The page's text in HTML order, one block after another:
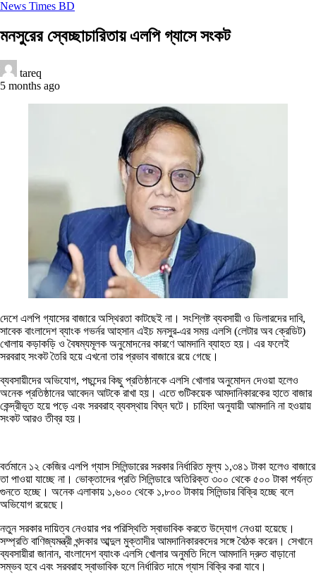
News Times BD
মনসুরের স্বেচ্ছাচারিতায় এলপি গ্যাসে সংকট
tareq
5 months ago
দেশে এলপি গ্যাসের বাজারে অস্থিরতা কাটছেই না। সংশ্লিষ্ট ব্যবসায়ী ও ডিলারদের দাবি,
সাবেক বাংলাদেশ ব্যাংক গভর্নর আহসান এইচ মনসুর-এর সময় এলসি (লেটার অব ক্রেডিট)
খোলায় কড়াকড়ি ও বৈষম্যমূলক অনুমোদনের কারণে আমদানি ব্যাহত হয়। এর ফলেই
সরবরাহ সংকট তৈরি হয়ে এখনো তার প্রভাব বাজারে রয়ে গেছে।
ব্যবসায়ীদের অভিযোগ, পছন্দের কিছু প্রতিষ্ঠানকে এলসি খোলার অনুমোদন দেওয়া হলেও
অনেক প্রতিষ্ঠানের আবেদন আটকে রাখা হয়। এতে গুটিকয়েক আমদানিকারকের হাতে বাজার
কেন্দ্রীভূত হয়ে পড়ে এবং সরবরাহ ব্যবস্থায় বিঘ্ন ঘটে। চাহিদা অনুযায়ী আমদানি না হওয়ায়
সংকট আরও তীব্র হয়।
বর্তমানে ১২ কেজির এলপি গ্যাস সিলিন্ডারের সরকার নির্ধারিত মূল্য ১,৩৪১ টাকা হলেও বাজারে
তা পাওয়া যাচ্ছে না। ভোক্তাদের প্রতি সিলিন্ডারে অতিরিক্ত ৩০০ থেকে ৫০০ টাকা পর্যন্ত
গুনতে হচ্ছে। অনেক এলাকায় ১,৬০০ থেকে ১,৮০০ টাকায় সিলিন্ডার বিক্রি হচ্ছে বলে
অভিযোগ রয়েছে।
নতুন সরকার দায়িত্ব নেওয়ার পর পরিস্থিতি স্বাভাবিক করতে উদ্যোগ নেওয়া হয়েছে।
সম্প্রতি বাণিজ্যমন্ত্রী খন্দকার আব্দুল মুক্তাদীর আমদানিকারকদের সঙ্গে বৈঠক করেন। সেখানে
ব্যবসায়ীরা জানান, বাংলাদেশ ব্যাংক এলসি খোলার অনুমতি দিলে আমদানি দ্রুত বাড়ানো
সম্ভব হবে এবং সরবরাহ স্বাভাবিক হলে নির্ধারিত দামে গ্যাস বিক্রি করা যাবে।